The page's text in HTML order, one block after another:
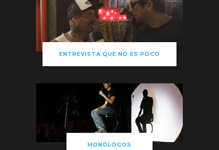
ENTREVISTA QUE NO ES POCO
MONÓLOGOS